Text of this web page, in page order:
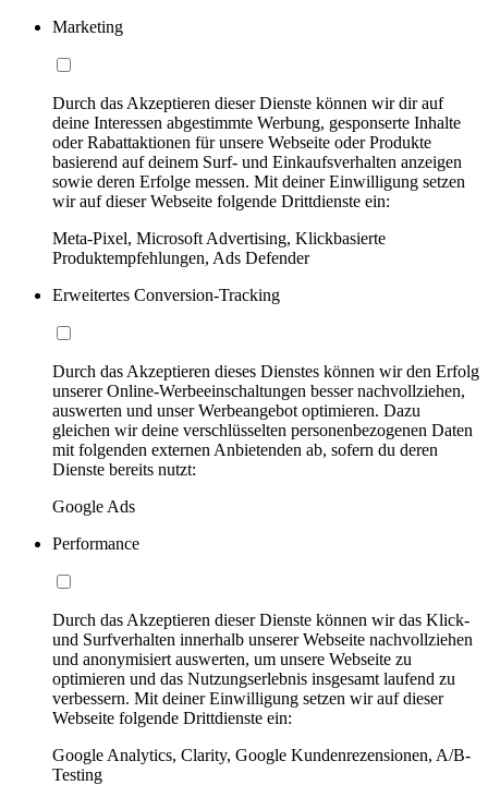
Marketing
Durch das Akzeptieren dieser Dienste können wir dir auf
deine Interessen abgestimmte Werbung, gesponserte Inhalte
oder Rabattaktionen für unsere Webseite oder Produkte
basierend auf deinem Surf- und Einkaufsverhalten anzeigen
sowie deren Erfolge messen. Mit deiner Einwilligung setzen
wir auf dieser Webseite folgende Drittdienste ein:
Meta-Pixel, Microsoft Advertising, Klickbasierte
Produktempfehlungen, Ads Defender
Erweitertes Conversion-Tracking
Durch das Akzeptieren dieses Dienstes können wir den Erfolg
unserer Online-Werbeeinschaltungen besser nachvollziehen,
auswerten und unser Werbeangebot optimieren. Dazu
gleichen wir deine verschlüsselten personenbezogenen Daten
mit folgenden externen Anbietenden ab, sofern du deren
Dienste bereits nutzt:
Google Ads
Performance
Durch das Akzeptieren dieser Dienste können wir das Klick-
und Surfverhalten innerhalb unserer Webseite nachvollziehen
und anonymisiert auswerten, um unsere Webseite zu
optimieren und das Nutzungserlebnis insgesamt laufend zu
verbessern. Mit deiner Einwilligung setzen wir auf dieser
Webseite folgende Drittdienste ein:
Google Analytics, Clarity, Google Kundenrezensionen, A/B-
Testing